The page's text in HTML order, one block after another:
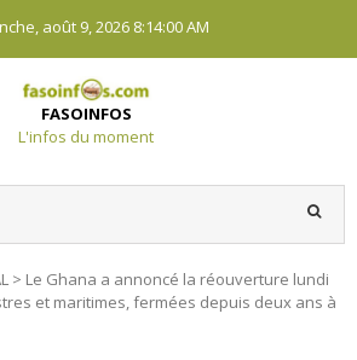
août 9, 2026 8:14:00 AM
FASOINFOS
L'infos du moment
> Le Ghana a annoncé la réouverture lundi
et maritimes, fermées depuis deux ans à